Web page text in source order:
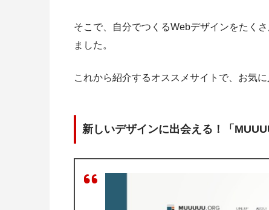
そこで、自分でつくるWebデザインをたく
ました。
これから紹介するオススメサイトで、お気
新しいデザインに出会える！「